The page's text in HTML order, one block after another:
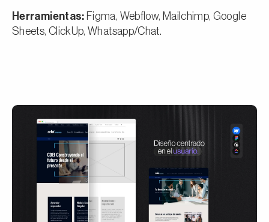
Herramientas: Figma, Webflow, Mailchimp, Google
Sheets, ClickUp, Whatsapp/Chat.